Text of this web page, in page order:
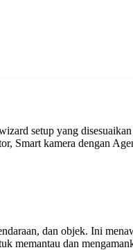
setup yang
Smart kamera dengan
dan objek. Ini
memantau dan